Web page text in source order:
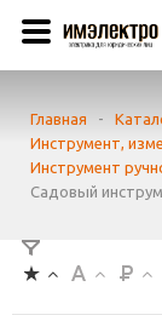
Главная -
Инструмент,
Инструмент
Садовый